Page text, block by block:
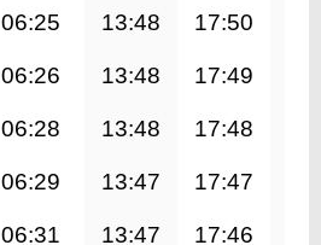
06:25 13:48 17:50
06:26 13:48 17:49
06:28 13:48 17:48
06:29 13:47 17:47
06:31 13:47 17:46